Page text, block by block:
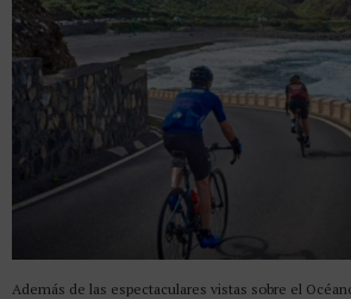
Además de las espectaculares vistas sobre el